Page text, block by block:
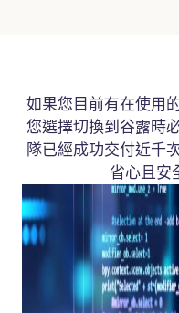
如果您目前有在使用
您選擇切換到谷露時
隊已經成功交付近千
省心且安